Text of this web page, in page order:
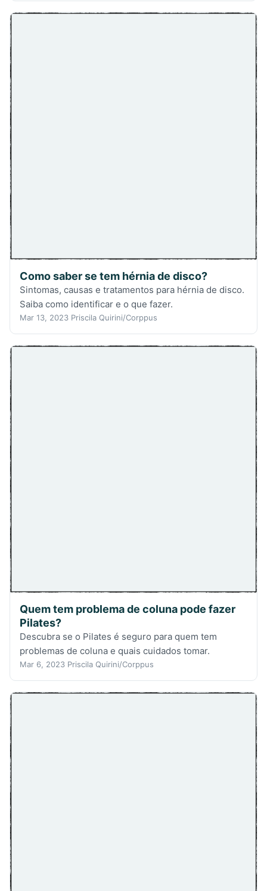
Como saber se tem hérnia de disco?
Sintomas, causas e tratamentos para hérnia de disco.
Saiba como identificar e o que fazer.
Mar 13, 2023 Priscila Quirini/Corppus
Quem tem problema de coluna pode fazer
Pilates?
Descubra se o Pilates é seguro para quem tem
problemas de coluna e quais cuidados tomar.
Mar 6, 2023 Priscila Quirini/Corppus